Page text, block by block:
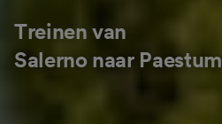
Treinen van
Salerno naar Paestum